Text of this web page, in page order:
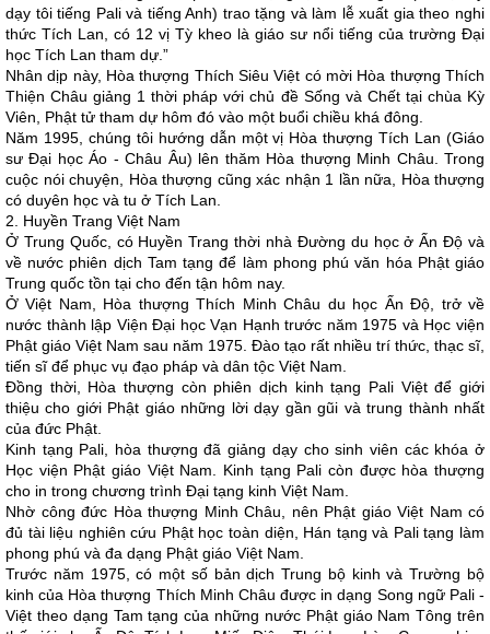
dạy tôi tiếng Pali và tiếng Anh) trao tặng và làm lễ xuất gia theo nghi
thức Tích Lan, có 12 vị Tỳ kheo là giáo sư nổi tiếng của trường Đại
học Tích Lan tham dự.”
Nhân dịp này, Hòa thượng Thích Siêu Việt có mời Hòa thượng Thích
Thiện Châu giảng 1 thời pháp với chủ đề Sống và Chết tại chùa Kỳ
Viên, Phật tử tham dự hôm đó vào một buổi chiều khá đông.
Năm 1995, chúng tôi hướng dẫn một vị Hòa thượng Tích Lan (Giáo
sư Đại học Áo - Châu Âu) lên thăm Hòa thượng Minh Châu. Trong
cuộc nói chuyện, Hòa thượng cũng xác nhận 1 lần nữa, Hòa thượng
có duyên học và tu ở Tích Lan.
2. Huyền Trang Việt Nam
Ở Trung Quốc, có Huyền Trang thời nhà Đường du học ở Ấn Độ và
về nước phiên dịch Tam tạng để làm phong phú văn hóa Phật giáo
Trung quốc tồn tại cho đến tận hôm nay.
Ở Việt Nam, Hòa thượng Thích Minh Châu du học Ấn Độ, trở về
nước thành lập Viện Đại học Vạn Hạnh trước năm 1975 và Học viện
Phật giáo Việt Nam sau năm 1975. Đào tạo rất nhiều trí thức, thạc sĩ,
tiến sĩ để phục vụ đạo pháp và dân tộc Việt Nam.
Đồng thời, Hòa thượng còn phiên dịch kinh tạng Pali Việt để giới
thiệu cho giới Phật giáo những lời dạy gần gũi và trung thành nhất
của đức Phật.
Kinh tạng Pali, hòa thượng đã giảng dạy cho sinh viên các khóa ở
Học viện Phật giáo Việt Nam. Kinh tạng Pali còn được hòa thượng
cho in trong chương trình Đại tạng kinh Việt Nam.
Nhờ công đức Hòa thượng Minh Châu, nên Phật giáo Việt Nam có
đủ tài liệu nghiên cứu Phật học toàn diện, Hán tạng và Pali tạng làm
phong phú và đa dạng Phật giáo Việt Nam.
Trước năm 1975, có một số bản dịch Trung bộ kinh và Trường bộ
kinh của Hòa thượng Thích Minh Châu được in dạng Song ngữ Pali -
Việt theo dạng Tam tạng của những nước Phật giáo Nam Tông trên